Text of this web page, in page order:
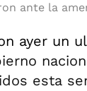
ante la
ayer un
esta